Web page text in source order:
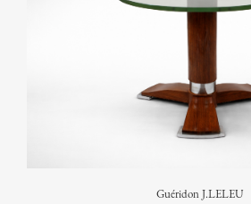
Guéridon J.LELEU